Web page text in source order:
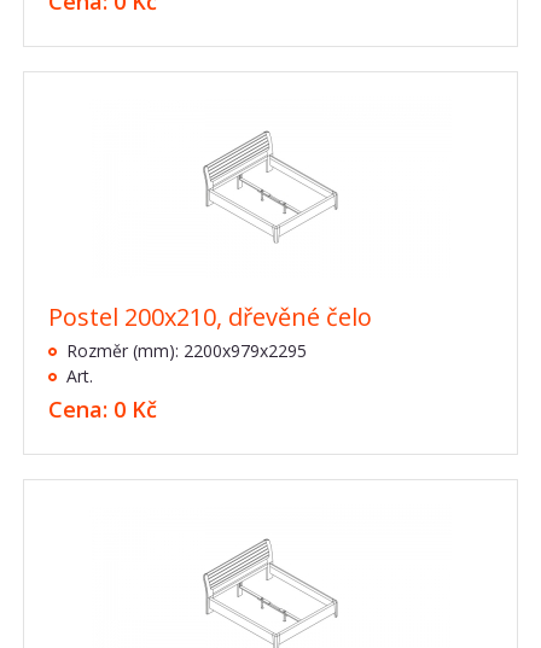
Postel 200x210, dřevěné čelo
Rozměr (mm): 2200x979x2295
Art.
Cena: 0 Kč